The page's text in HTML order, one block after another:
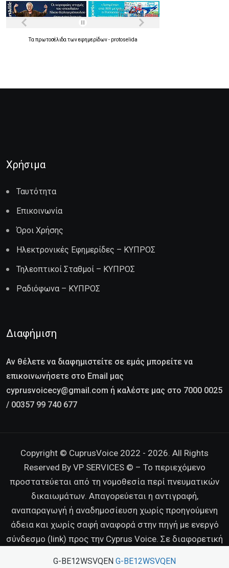
Τα πρωτοσέλιδα τωνεφημερίδων- protoselida
Χρήσιμα
Ταυτότητα
Επικοινωνία
Όροι Χρήσης
Ηλεκτρονικές Εφημερίδες – ΚΥΠΡΟΣ
Τηλεοπτικοί Σταθμοί – ΚΥΠΡΟΣ
Ραδιόφωνα – ΚΥΠΡΟΣ
Διαφήμιση
Αν θέλετε να διαφημιστείτε σε εμάς μπορείτε να
επικοινωνήσετε στο Email μας
cyprusvoicecy@gmail.com ή καλέστε μας στο 7000 0025
/ 00357 99 740 677
Copyright © CuprusVoice 2022 - 2026. All Rights
Reserved By VP SERVICES © – Το περιεχόμενο
προστατεύεται από τη νομοθεσία περί πνευματικών
δικαιωμάτων. Απαγορεύεται η αντιγραφή,
αναπαραγωγή ή αναδημοσίευση χωρίς προηγούμενη
άδεια και χωρίς σαφή αναφορά στην πηγή με ενεργό
σύνδεσμο (link) προς την Cyprus Voice. Σε διαφορετική
G-BE12WSVQEN G-BE12WSVQEN